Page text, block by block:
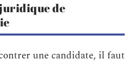
de
une candidate, il faut